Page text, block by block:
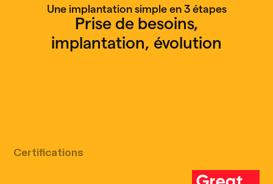
Une implantation simple en 3 étapes
Prise de besoins,
implantation, évolution
Certifications